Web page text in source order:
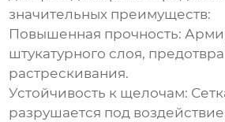
значительных преимуществ:
Повышенная прочность:
штукатурного слоя,
растрескивания.
Устойчивость к щелочам:
разрушается под